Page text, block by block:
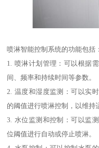
喷淋智能控制系统的功能包括：
1. 喷淋计划管理：可以根据
间、频率和持续时间等参数。
2. 温度和湿度监测：可以实
的阈值进行喷淋控制，以维持
3. 水位监测和控制：可以监
位阈值进行自动或停止喷淋。